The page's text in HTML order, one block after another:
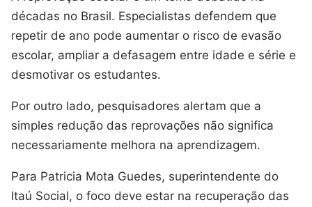
décadas no Brasil. Especialistas defendem que
repetir de ano pode aumentar o risco de evasão
escolar, ampliar a defasagem entre idade e série e
desmotivar os estudantes.
Por outro lado, pesquisadores alertam que a
simples redução das reprovações não significa
necessariamente melhora na aprendizagem.
Para Patricia Mota Guedes, superintendente do
Itaú Social, o foco deve estar na recuperação das